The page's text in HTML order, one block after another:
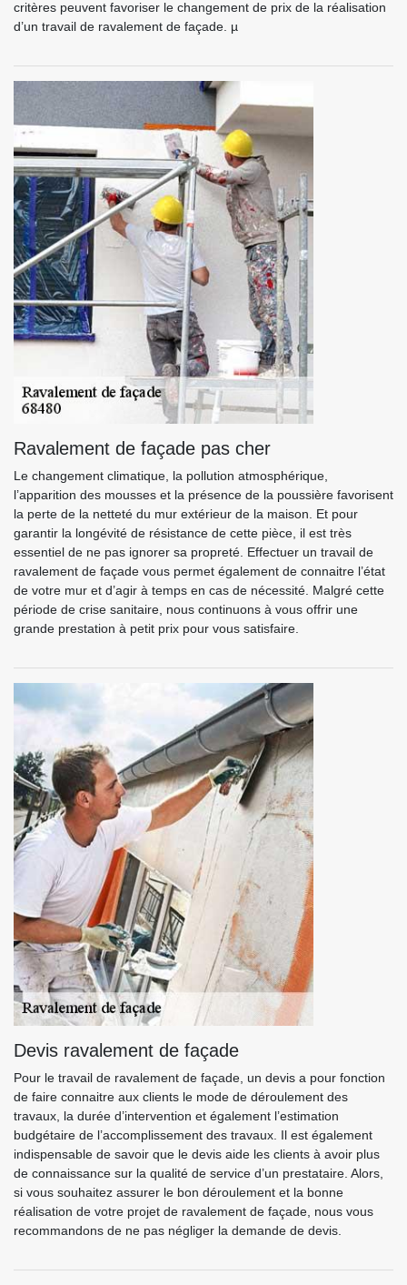
critères peuvent favoriser le changement de prix de la réalisation
d’un travail de ravalement de façade. µ
Ravalement de façade pas cher
Le changement climatique, la pollution atmosphérique,
l’apparition des mousses et la présence de la poussière favorisent
la perte de la netteté du mur extérieur de la maison. Et pour
garantir la longévité de résistance de cette pièce, il est très
essentiel de ne pas ignorer sa propreté. Effectuer un travail de
ravalement de façade vous permet également de connaitre l’état
de votre mur et d’agir à temps en cas de nécessité. Malgré cette
période de crise sanitaire, nous continuons à vous offrir une
grande prestation à petit prix pour vous satisfaire.
Devis ravalement de façade
Pour le travail de ravalement de façade, un devis a pour fonction
de faire connaitre aux clients le mode de déroulement des
travaux, la durée d’intervention et également l’estimation
budgétaire de l’accomplissement des travaux. Il est également
indispensable de savoir que le devis aide les clients à avoir plus
de connaissance sur la qualité de service d’un prestataire. Alors,
si vous souhaitez assurer le bon déroulement et la bonne
réalisation de votre projet de ravalement de façade, nous vous
recommandons de ne pas négliger la demande de devis.